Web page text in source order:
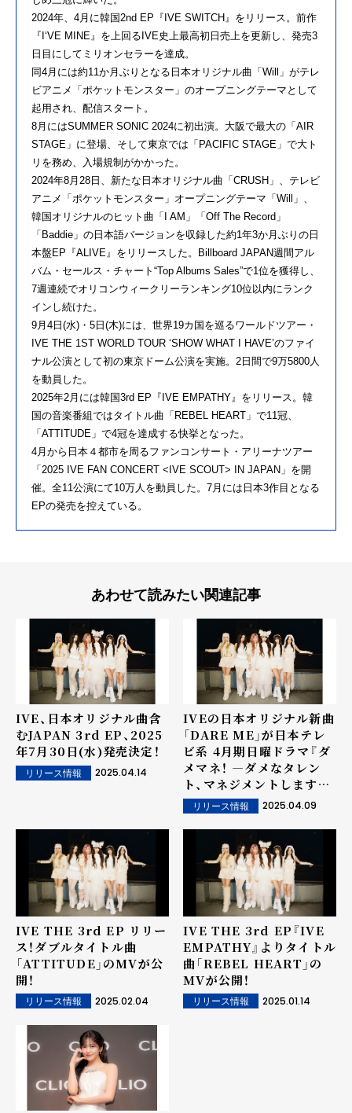
2024年、4月に韓国2nd EP『IVE SWITCH』をリリース。前作
『I‘VE MINE』を上回るIVE史上最高初日売上を更新し、発売3
日目にしてミリオンセラーを達成。
同4月には約11か月ぶりとなる日本オリジナル曲「Will」がテレ
ビアニメ「ポケットモンスター」のオープニングテーマとして
起用され、配信スタート。
8月にはSUMMER SONIC 2024に初出演。大阪で最大の「AIR
STAGE」に登場、そして東京では「PACIFIC STAGE」で大ト
リを務め、入場規制がかかった。
2024年8月28日、新たな日本オリジナル曲「CRUSH」、テレビ
アニメ「ポケットモンスター」オープニングテーマ「Will」、
韓国オリジナルのヒット曲「I AM」「Off The Record」
「Baddie」の日本語バージョンを収録した約1年3か月ぶりの日
本盤EP『ALIVE』をリリースした。Billboard JAPAN週間アル
バム・セールス・チャート“Top Albums Sales”で1位を獲得し、
7週連続でオリコンウィークリーランキング10位以内にランク
インし続けた。
9月4日(水)・5日(木)には、世界19カ国を巡るワールドツアー・
IVE THE 1ST WORLD TOUR ‘SHOW WHAT I HAVE’のファイ
ナル公演として初の東京ドーム公演を実施。2日間で9万5800人
を動員した。
2025年2月には韓国3rd EP『IVE EMPATHY』をリリース。韓
国の音楽番組ではタイトル曲「REBEL HEART」で11冠、
「ATTITUDE」で4冠を達成する快挙となった。
4月から日本４都市を周るファンコンサート・アリーナツアー
「2025 IVE FAN CONCERT <IVE SCOUT> IN JAPAN」を開
催。全11公演にて10万人を動員した。7月には日本3作目となる
EPの発売を控えている。
あわせて読みたい関連記事
IVE、日本オリジナル曲含
むJAPAN 3rd EP、2025
年7月30日(水)発売決定！
リリース情報 2025.04.14
IVEの日本オリジナル新曲
「DARE ME」が日本テレ
ビ系 4月期日曜ドラマ『ダ
メマネ！ ―ダメなタレン
ト、マネジメントします
―』オープニング曲に決
定！！4月21日(月)配信リリ
ース！
リリース情報 2025.04.09
IVE THE 3rd EP リリー
ス！ダブルタイトル曲
「ATTITUDE」のMVが公
開！
リリース情報 2025.02.04
IVE THE 3rd EP『IVE
EMPATHY』よりタイトル
曲「REBEL HEART」の
MVが公開！
リリース情報 2025.01.14